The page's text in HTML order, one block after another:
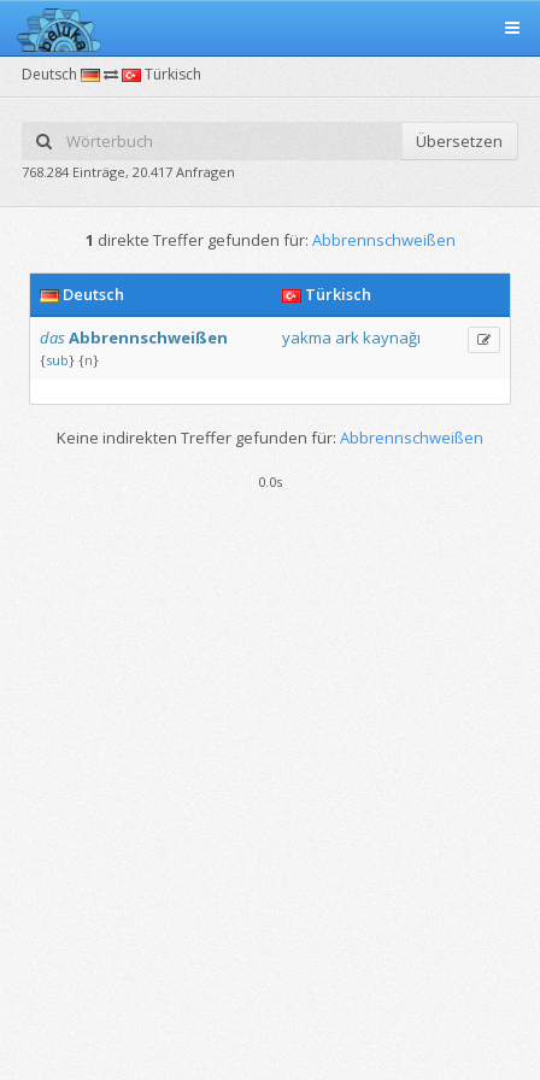
Deutsch Türkisch
Übersetzen
768.284 Einträge, 20.417 Anfragen
1 direkte Treffer gefunden für: Abbrennschweißen
Deutsch
Türkisch
dasAbbrennschweißen
{sub} {n}
yakma arkkaynağı
Keine indirekten Treffer gefunden für: Abbrennschweißen
0.0s